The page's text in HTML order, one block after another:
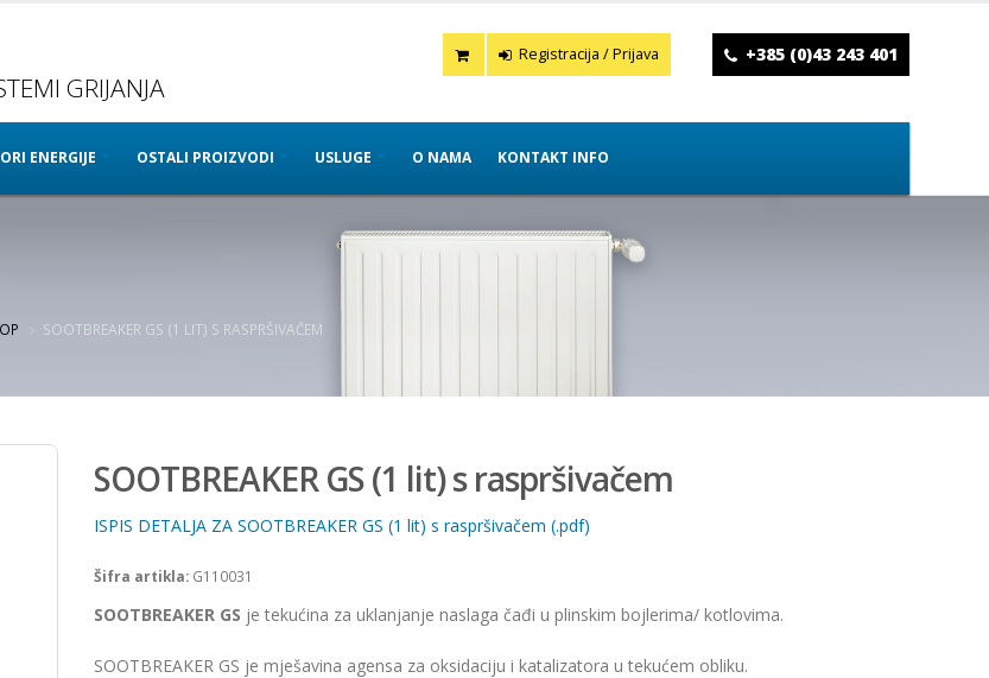
GRIJANJA
+385 (0)43 243 401
Registracija / Prijava
ENERGIJE OSTALI PROIZVODI USLUGE O NAMA KONTAKT INFO
SOOTBREAKER GS (1 LIT) S RASPRŠIVAČEM
SOOTBREAKER GS (1 lit) s raspršivačem
ISPIS DETALJA ZA SOOTBREAKER GS (1 lit) s raspršivačem (.pdf)
Šifra artikla:G110031
SOOTBREAKER GS je tekućina za uklanjanje naslaga čađi u plinskim bojlerima/ kotlovima.
SOOTBREAKER GS je mješavina agensa za oksidaciju i katalizatora u tekućem obliku.